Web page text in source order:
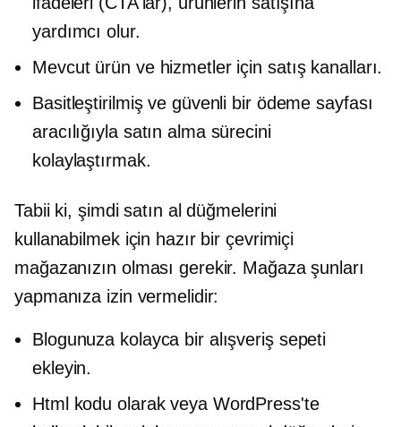
yardımcı olur.
Mevcut ürün ve hizmetler için satış kanalları.
Basitleştirilmiş ve güvenli bir ödeme sayfası
aracılığıyla satın alma sürecini
kolaylaştırmak.
Tabii ki, şimdi satın al düğmelerini
kullanabilmek için hazır bir çevrimiçi
mağazanızın olması gerekir. Mağaza şunları
yapmanıza izin vermelidir:
Blogunuza kolayca bir alışveriş sepeti
ekleyin.
Html kodu olarak veya WordPress'te